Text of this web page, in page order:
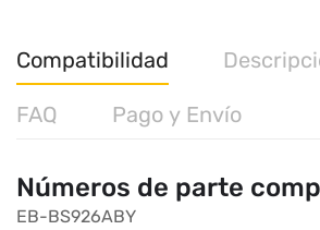
Compatibilidad
FAQ Pago y Envío
Números de parte
EB-BS926ABY